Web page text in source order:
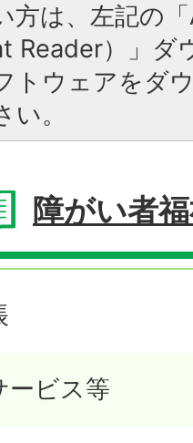
方は、左記の
Reader）」ダ
トウェアをダ
。
障がい者
ービス等